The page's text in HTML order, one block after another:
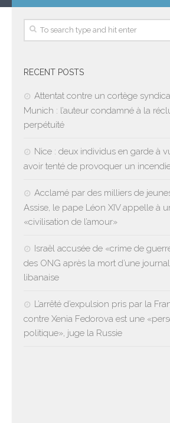
RECENT POSTS
Attentat contre un cortège
Munich : l’auteur condamné à la
perpétuité
Nice : deux individus en garde à
avoir tenté de provoquer un
Acclamé par des milliers de
Assise, le pape Léon XIV appelle à
«civilisation de l’amour»
Israël accusée de «crime de
des ONG après la mort d’une
libanaise
L’arrêté d’expulsion pris par la
contre Xenia Fedorova est une
politique», juge la Russie